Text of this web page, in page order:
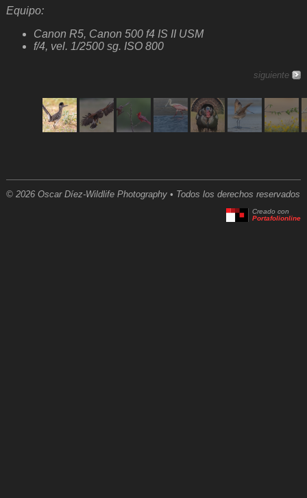
Equipo:
Canon R5, Canon 500 f4 IS II USM
f/4, vel. 1/2500 sg. ISO 800
siguiente
© 2026 Oscar Díez-Wildlife Photography • Todos los derechos reservados
Creado con
Portafolionline